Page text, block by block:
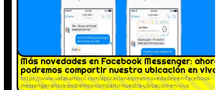
Más novedades en Facebook Messenger: ahora
podremos compartir nuestra ubicación en vivo
https://www.xatakamovil.com/aplicaciones/mas-novedades-en-facebook-
messenger-ahora-podremos-compartir-nuestra-ubicacion-en-vivo